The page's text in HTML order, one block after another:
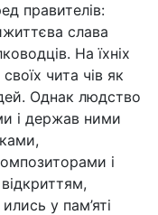
правителів:
слава
На їхніх
чита чів як
Однак людство
і держав ними
і
у пам’яті